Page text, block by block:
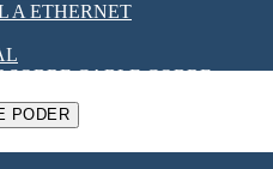
SSR
A ETHERNET
SOBRE CABLE COBRE
PODER